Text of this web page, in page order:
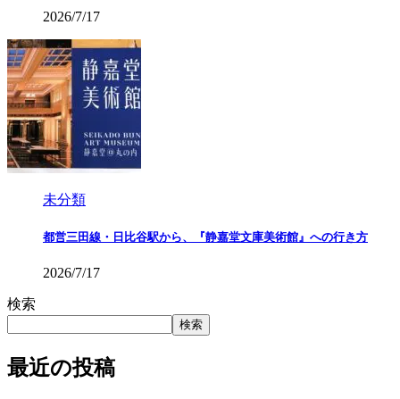
2026/7/17
未分類
都営三田線・日比谷駅から、『静嘉堂文庫美術館』への行き方
2026/7/17
検索
検索
最近の投稿